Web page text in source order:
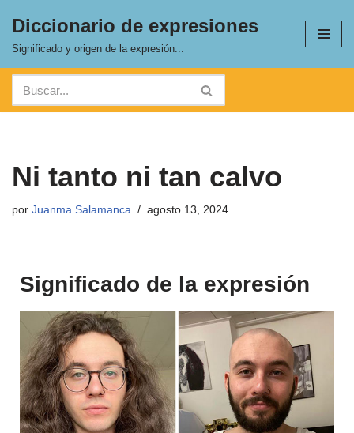
Saltar
contenido
Diccionario de expresiones
Significado y origen de la expresión...
Ni tanto ni tan calvo
por Juanma Salamanca agosto 13, 2024
Significado de la expresión